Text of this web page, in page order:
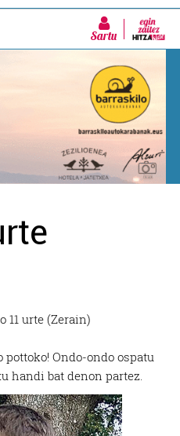
Sartu
11 urte (Zerain)
Ondo-ondo ospatu
handi bat denon partez.